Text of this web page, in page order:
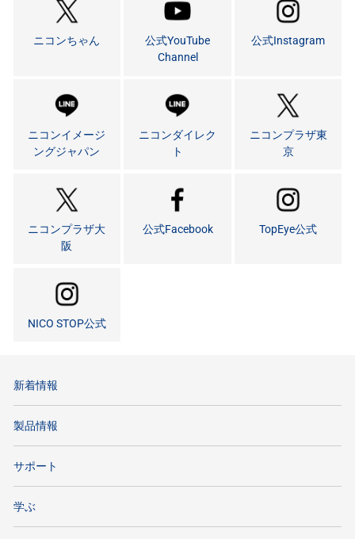
ニコンちゃん
公式YouTube
Channel
公式Instagram
ニコンイメージ
ングジャパン
ニコンダイレク
ト
ニコンプラザ東
京
ニコンプラザ大
阪
公式Facebook TopEye公式
NICO STOP公式
新着情報
製品情報
サポート
学ぶ